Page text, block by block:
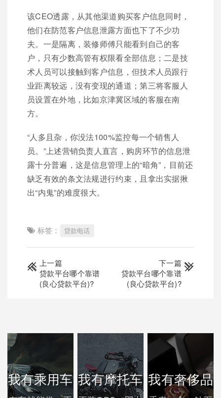
该CEO透露，从其他渠道购买客户信息同时，
他们在防范客户信息泄露方面也下了不少功
夫。一是隔离，装修师傅只能看到自己的客
户，只有少数高管有权限看全部信息；二是技
术人员可以接触到客户信息，但技术人员跟行
业距离较远，没有变现的通道；第三将客服人
员设置在外地，比如京津冀区域的客服在南
方。
“人多且杂，你没法100%监控每一个销售人
员。”上述营销负责人直言，购房环节的信息泄
露十分普遍，这是信息管理上的“暗角”，目前还
缺乏有效的条文法规进行约束，且拿出实据揪
出“内鬼”的难度很大。
标签： 贷款电话
上一篇
贷款平台哪个靠谱
(良心贷款平台)?
下一篇
贷款平台哪个靠谱
(良心贷款平台)?
我有乘用车 我有摩托车 我有奢侈品